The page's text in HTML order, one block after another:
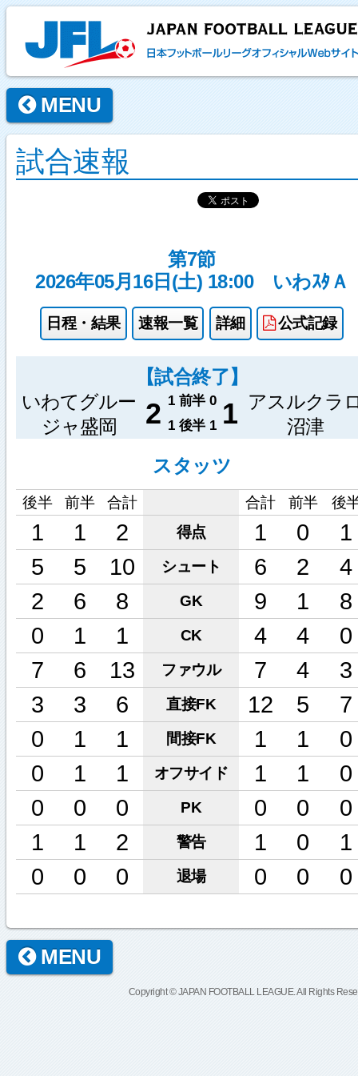
MENU
試合速報
第7節
2026年05月16日(土) 18:00
いわｽﾀＡ
日程・結果 速報一覧 詳細 公式記録
【試合終了】
いわてグルー
ジャ盛岡
2 1 前半 0 1 アスルクラ
沼津
1 後半 1
スタッツ
後半 前半 合計 合計 前半 後
1 1 2 得点 1 0
1
5
5 10 シュート 6 2
4
2
6 8 GK 9 1
8
0
1 1 CK 4 4
0
7
6 13 ファウル 7 4
3
3
3 6 直接FK 12 5
7
0
1 1 間接FK 1 1
0
0
1 1 オフサイド 1 1
0
0
0 0 PK 0 0
0
1
1 2 警告 1 0
1
0
0 0 退場 0 0 0
MENU
Copyright © JAPAN FOOTBALL LEAGUE. All Rights